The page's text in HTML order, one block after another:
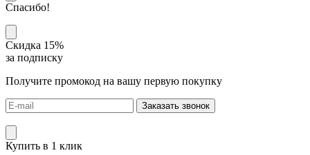
Спасибо!
Скидка 15%
за подписку
Получите промокод на вашу первую покупку
Заказать звонок
Купить в 1 клик